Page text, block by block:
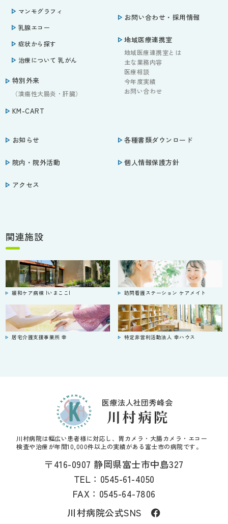
マンモグラフィ
乳腺エコー
症状から探す
治療について 乳がん
特別外来
（潰瘍性大腸炎・肝臓）
KM-CART
お問い合わせ・採用情報
地域医療連携室
地域医療連携室とは
主な業務内容
医療相談
今年度実績
お問い合わせ
お知らせ
院内・院外活動
アクセス
各種書類ダウンロード
個人情報保護方針
関連施設
緩和ケア病棟 |いまここ| 訪問看護ステーション ケアメイト
居宅介護支援事業所 幸 特定非営利活動法人 幸ハウス
川村病院は幅広い患者様に対応し、胃カメラ・大腸カメラ・エコー
検査や治療が年間10,000件以上の実績がある富士市の病院です。
〒416-0907 静岡県富士市中島327
TEL： 0545-61-4050
FAX：0545-64-7806
川村病院公式SNS